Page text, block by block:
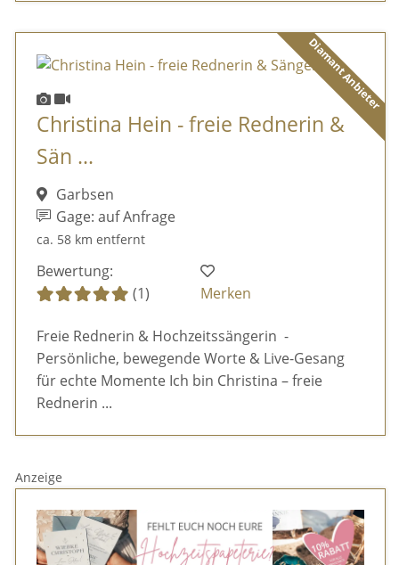
Diamant Anbieter
Christina Hein - freie Rednerin &
Sän ...
Garbsen
Gage: auf Anfrage
ca. 58 km entfernt
Bewertung:
(1)
Merken
Freie Rednerin & Hochzeitssängerin -
Persönliche, bewegende Worte & Live-Gesang
für echte Momente Ich bin Christina – freie
Rednerin ...
Anzeige